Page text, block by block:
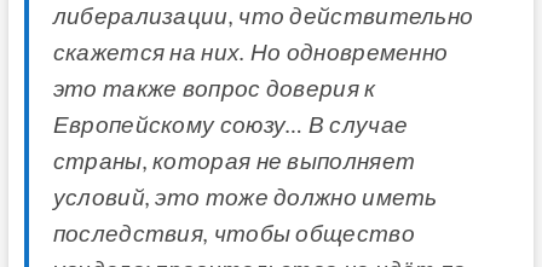
либерализации, что действительно
скажется на них. Но одновременно
это также вопрос доверия к
Европейскому союзу… В случае
страны, которая не выполняет
условий, это тоже должно иметь
последствия, чтобы общество